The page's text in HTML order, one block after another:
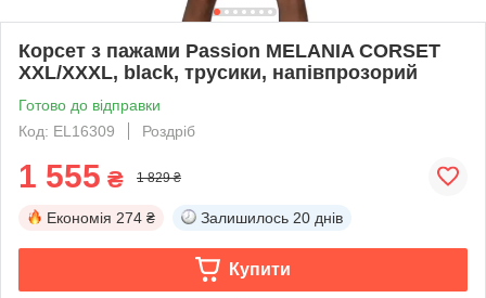
Корсет з пажами Passion MELANIA CORSET
XXL/XXXL, black, трусики, напівпрозорий
Готово до відправки
Код: EL16309
Роздріб
1 555 ₴ 1 829 ₴
Економія 274 ₴ Залишилось 20 днів
Купити